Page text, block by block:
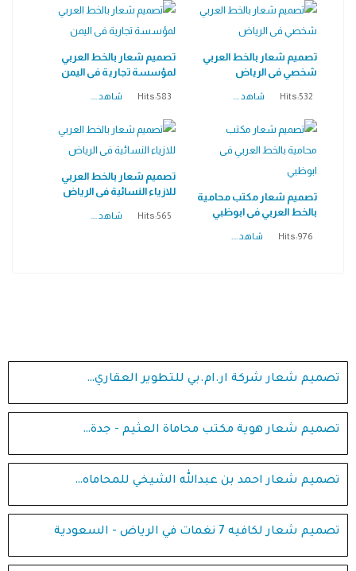
تصميم شعار بالخط العربي
لمؤسسة تجارية فى اليمن
Hits:583 شاهد ....
تصميم شعار بالخط العربي
شخصي فى الرياض
Hits:532 شاهد ....
تصميم شعار بالخط العربي
للازياء النسائية فى الرياض
Hits:565 شاهد ....
تصميم شعار مكتب محامية
بالخط العربي فى ابوظبي
Hits:976 شاهد ....
تصميم شعار شركة ار.ام.بي للتطوير العقاري…
تصميم شعار هوية مكتب محاماة العثيم - جدة…
تصميم شعار احمد بن عبدالله الشيخي للمحاماه…
تصميم شعار لكافيه 7 نغمات في الرياض - السعودية